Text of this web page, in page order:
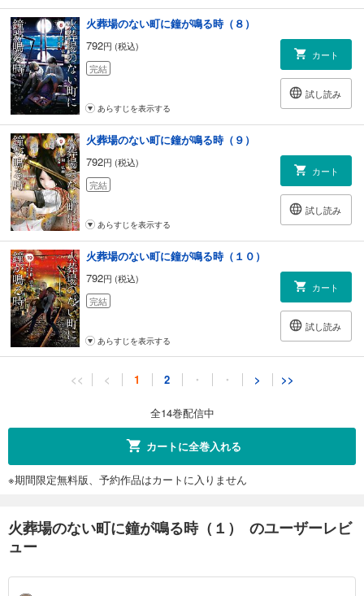
火葬場のない町に鐘が鳴る時（８）
792円 (税込)
完結
カート
試し読み
あらすじを表示する
火葬場のない町に鐘が鳴る時（９）
792円 (税込)
完結
カート
試し読み
あらすじを表示する
火葬場のない町に鐘が鳴る時（１０）
792円 (税込)
完結
カート
試し読み
あらすじを表示する
火葬場のない町に鐘が鳴る時（１１）
火葬場のない町に鐘が鳴る時（１２）
完結
<< < 1 2 ・ ・ > >>
全14巻配信中
カートに全巻入れる
※期間限定無料版、予約作品はカートに入りません
火葬場のない町に鐘が鳴る時（１） のユーザーレビ
ュー